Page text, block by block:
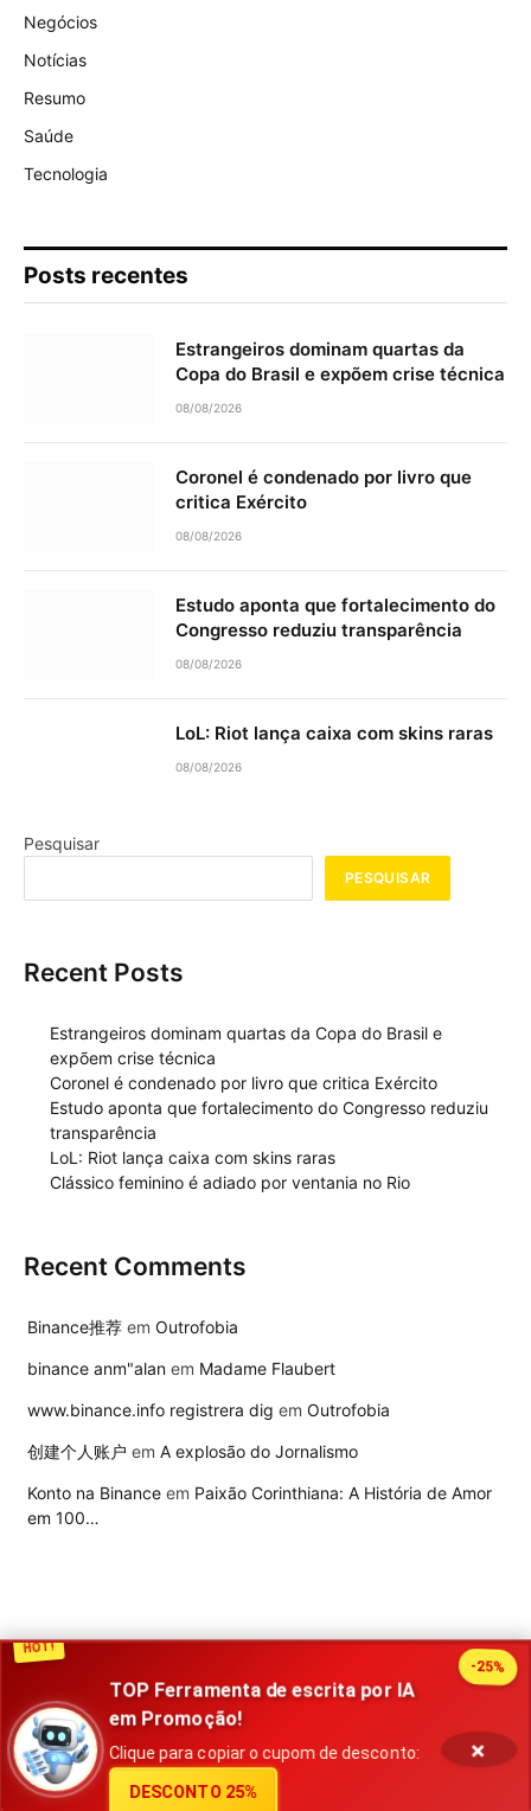
HOT!
TOP Ferramenta de escrita por IA
em Promoção!
Clique para copiar o cupom de desconto:
DESCONTO 25%
-25%
×
Negócios
Notícias
Resumo
Saúde
Tecnologia
Posts recentes
Estrangeiros dominam quartas da
Copa do Brasil e expõem crise técnica
08/08/2026
Coronel é condenado por livro que
critica Exército
08/08/2026
Estudo aponta que fortalecimento do
Congresso reduziu transparência
08/08/2026
LoL: Riot lança caixa com skins raras
08/08/2026
Pesquisar
PESQUISAR
Recent Posts
Estrangeiros dominam quartas da Copa do Brasil e
expõem crise técnica
Coronel é condenado por livro que critica Exército
Estudo aponta que fortalecimento do Congresso reduziu
transparência
LoL: Riot lança caixa com skins raras
Clássico feminino é adiado por ventania no Rio
Recent Comments
Binance推荐 em Outrofobia
binance anm"alan em Madame Flaubert
www.binance.info registrera dig em Outrofobia
创建个人账户 em A explosão do Jornalismo
Konto na Binance em Paixão Corinthiana: A História de Amor
em 100…
2026 Publisher. Todos os direitos reservados
Política de privacidade Contato Termos de uso